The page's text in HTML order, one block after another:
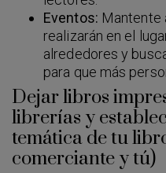
Eventos: Mantente
realizarán en el
alrededores y
para que más
Dejar libros
librerías y
temática de tu
comerciante y tú)